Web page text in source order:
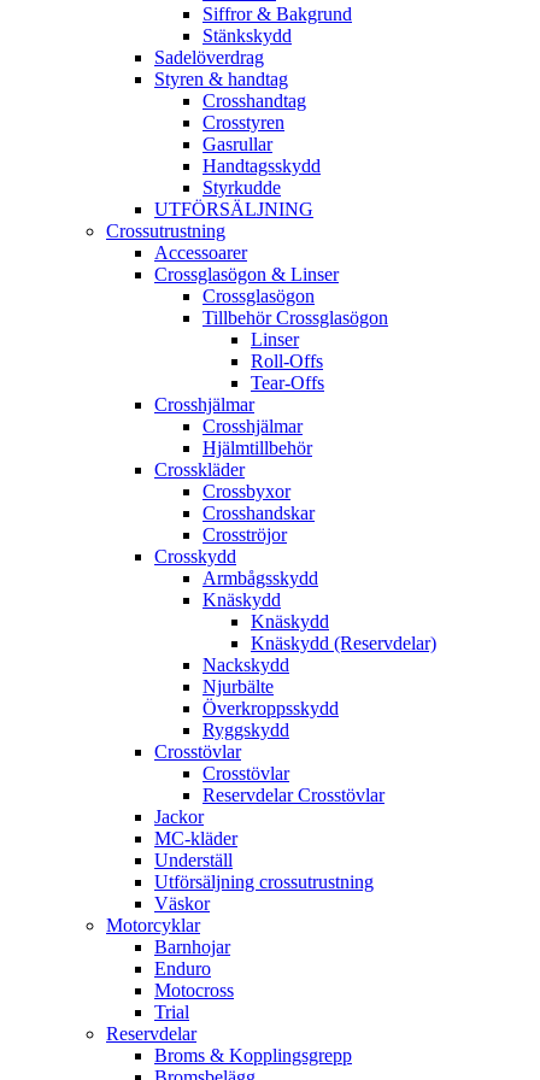
Siffror & Bakgrund
Stänkskydd
Sadelöverdrag
Styren & handtag
Crosshandtag
Crosstyren
Gasrullar
Handtagsskydd
Styrkudde
UTFÖRSÄLJNING
Crossutrustning
Accessoarer
Crossglasögon & Linser
Crossglasögon
Tillbehör Crossglasögon
Linser
Roll-Offs
Tear-Offs
Crosshjälmar
Crosshjälmar
Hjälmtillbehör
Crosskläder
Crossbyxor
Crosshandskar
Crosströjor
Crosskydd
Armbågsskydd
Knäskydd
Knäskydd
Knäskydd (Reservdelar)
Nackskydd
Njurbälte
Överkroppsskydd
Ryggskydd
Crosstövlar
Crosstövlar
Reservdelar Crosstövlar
Jackor
MC-kläder
Underställ
Utförsäljning crossutrustning
Väskor
Motorcyklar
Barnhojar
Enduro
Motocross
Trial
Reservdelar
Broms & Kopplingsgrepp